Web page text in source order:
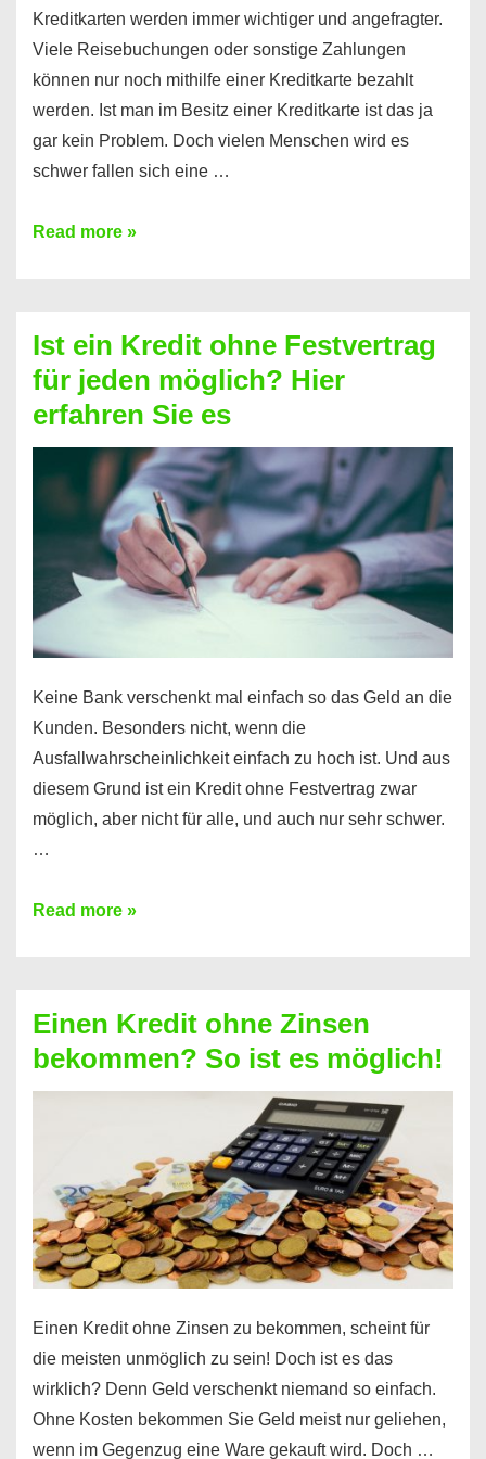
Kreditkarten werden immer wichtiger und angefragter.
Viele Reisebuchungen oder sonstige Zahlungen
können nur noch mithilfe einer Kreditkarte bezahlt
werden. Ist man im Besitz einer Kreditkarte ist das ja
gar kein Problem. Doch vielen Menschen wird es
schwer fallen sich eine …
Kreditkarte
Prepaid
ist
nicht
nur
für
Handy
möglich!
Read more »
Ist ein Kredit ohne Festvertrag
für jeden möglich? Hier
erfahren Sie es
Keine Bank verschenkt mal einfach so das Geld an die
Kunden. Besonders nicht, wenn die
Ausfallwahrscheinlichkeit einfach zu hoch ist. Und aus
diesem Grund ist ein Kredit ohne Festvertrag zwar
möglich, aber nicht für alle, und auch nur sehr schwer.
…
Ist
Festvertrag
für
jeden
erfahren
Sie
es
Read more »
Einen Kredit ohne Zinsen
bekommen? So ist es möglich!
Einen Kredit ohne Zinsen zu bekommen, scheint für
die meisten unmöglich zu sein! Doch ist es das
wirklich? Denn Geld verschenkt niemand so einfach.
Ohne Kosten bekommen Sie Geld meist nur geliehen,
wenn im Gegenzug eine Ware gekauft wird. Doch …